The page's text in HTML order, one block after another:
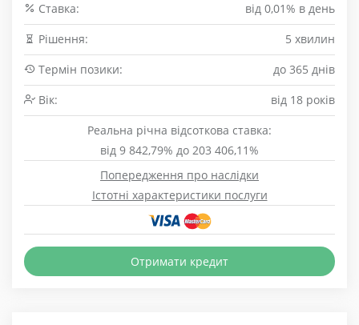
Cтавка:
від 0,01% в день
Рішення:
5 хвилин
Термін позики:
до 365 днів
Вік:
від 18 років
Реальна річна відсоткова ставка:
від 9 842,79% до 203 406,11%
Попередження про наслідки
Істотні характеристики послуги
Отримати кредит